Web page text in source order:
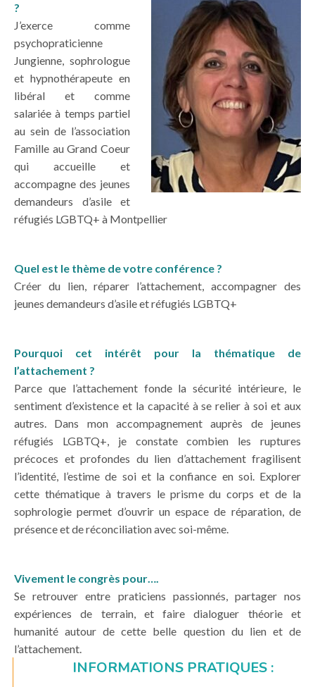
?
J’exerce comme
psychopraticienne
Jungienne, sophrologue
et hypnothérapeute en
libéral et comme
salariée à temps partiel
au sein de l’association
Famille au Grand Coeur
qui accueille et
accompagne des jeunes
demandeurs d’asile et
réfugiés LGBTQ+ à Montpellier
Quel est le thème de votre conférence ?
Créer du lien, réparer l’attachement, accompagner des
jeunes demandeurs d’asile et réfugiés LGBTQ+
Pourquoi cet intérêt pour la thématique de
l’attachement ?
Parce que l’attachement fonde la sécurité intérieure, le
sentiment d’existence et la capacité à se relier à soi et aux
autres. Dans mon accompagnement auprès de jeunes
réfugiés LGBTQ+, je constate combien les ruptures
précoces et profondes du lien d’attachement fragilisent
l’identité, l’estime de soi et la confiance en soi. Explorer
cette thématique à travers le prisme du corps et de la
sophrologie permet d’ouvrir un espace de réparation, de
présence et de réconciliation avec soi-même.
Vivement le congrès pour….
Se retrouver entre praticiens passionnés, partager nos
expériences de terrain, et faire dialoguer théorie et
humanité autour de cette belle question du lien et de
l’attachement.
INFORMATIONS PRATIQUES :